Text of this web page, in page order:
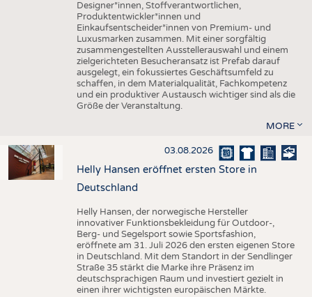
Designer*innen, Stoffverantwortlichen,
Produktentwickler*innen und
Einkaufsentscheider*innen von Premium- und
Luxusmarken zusammen. Mit einer sorgfältig
zusammengestellten Ausstellerauswahl und einem
zielgerichteten Besucheransatz ist Prefab darauf
ausgelegt, ein fokussiertes Geschäftsumfeld zu
schaffen, in dem Materialqualität, Fachkompetenz
und ein produktiver Austausch wichtiger sind als die
Größe der Veranstaltung.
MORE
03.08.2026
Helly Hansen eröffnet ersten Store in
Deutschland
Helly Hansen, der norwegische Hersteller
innovativer Funktionsbekleidung für Outdoor-,
Berg- und Segelsport sowie Sportsfashion,
eröffnete am 31. Juli 2026 den ersten eigenen Store
in Deutschland. Mit dem Standort in der Sendlinger
Straße 35 stärkt die Marke ihre Präsenz im
deutschsprachigen Raum und investiert gezielt in
einen ihrer wichtigsten europäischen Märkte.